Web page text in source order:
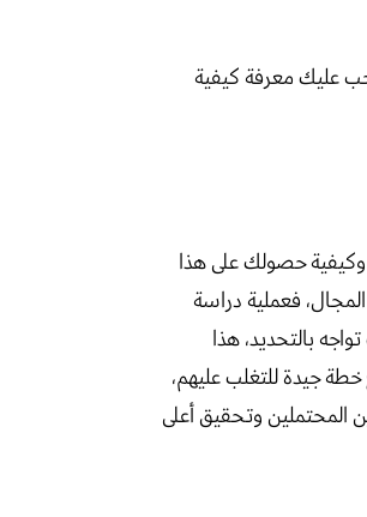
عليك معرفة كيفية
وكيفية حصولك على هذا
فعملية دراسة
بالتحديد، هذا
جيدة للتغلب عليهم،
وتحقيق أعلى